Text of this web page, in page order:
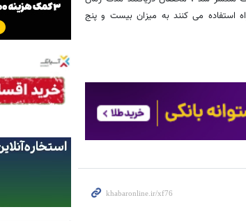
استفاده می کنند به میزان بیست و پنج